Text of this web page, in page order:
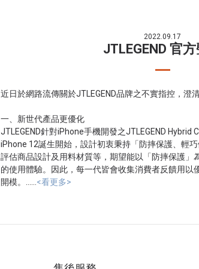
2022.09.17
JTLEGEND 官方
近日於網路流傳關於JTLEGEND品牌之不實指控，澄
一、新世代產品更優化
JTLEGEND針對iPhone手機開發之JTLEGEND Hybrid
iPhone 12誕生開始，設計初衷秉持「防摔保護、輕
評估商品設計及用料材質等，期望能以「防摔保護」
的使用體驗。因此，每一代皆會收集消費者反饋用以
開模。......<看更多>